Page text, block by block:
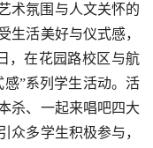
术氛围与人文关怀的
生活美好与仪式感，
，在花园路校区与航
”系列学生活动。活
杀、一起来唱吧四大
众多学生积极参与，